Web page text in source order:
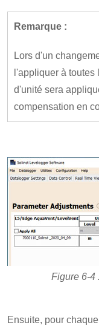
Remarque :
Lors d'un
l'appliquer à
d'unité sera
compensation en
Figure 6-4
Ensuite, pour